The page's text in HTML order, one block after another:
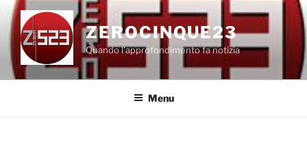
Salta
contenuto
ZEROCINQUE23
Quando l'approfondimento fa notizia
Menu